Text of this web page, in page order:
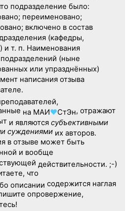
подразделение было:
переименовано;
включено в состав
(кафедры,
и т. п. Наименования
(ныне
или упразднённых)
написания отзыва
на МАИ♥СтЭн, отражают
и являются субъективными
суждениямиих авторов.
в отзыве может быть
и вообще
действительности. ;-)
что
описании содержится наглая
опровержение,